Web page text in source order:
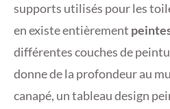
supports utilisés pour les
en existe entièrement
différentes couches de
donne de la profondeur au
canapé, un tableau design